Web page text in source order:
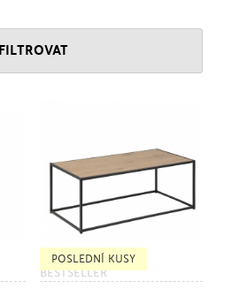
FILTROVAT
POSLEDNÍ KUSY
BESTSELLER